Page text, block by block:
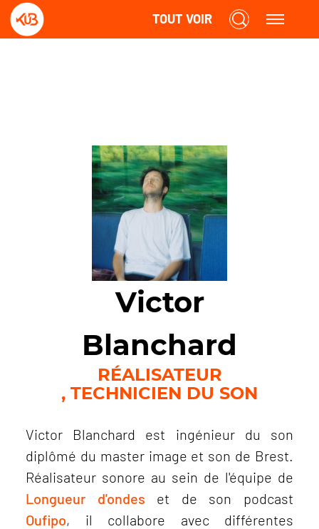
TOUT VOIR
Victor
Blanchard
RÉALISATEUR
TECHNICIEN DU SON
Victor Blanchard est ingénieur du son
diplômé du master image et son de Brest.
Réalisateur sonore au sein de l'équipe de
Longueur d'ondes et de son podcast
Oufipo, il collabore avec différentes